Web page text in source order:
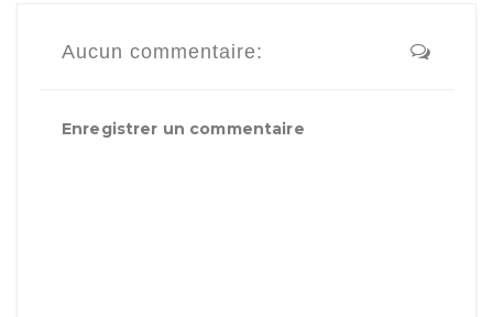
Aucun commentaire:
Enregistrer un commentaire